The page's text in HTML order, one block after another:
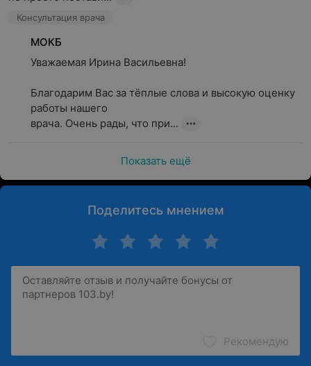
Консультация врача
МОКБ
Уважаемая Ирина Васильевна!
Благодарим Вас за тёплые слова и высокую оценку
работы нашего
врача. Очень рады, что при...
Показать ещё
Поделитесь мнением
Рекомендую